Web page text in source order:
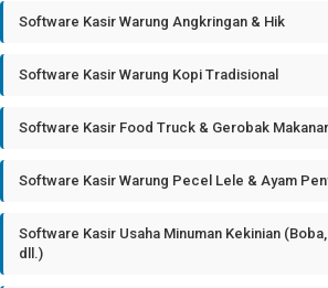
Software Kasir Warung Angkringan & Hik
Software Kasir Warung Kopi Tradisional
Software Kasir Food Truck & Gerobak
Software Kasir Warung Pecel Lele & Ayam
Software Kasir Usaha Minuman Kekinian
dll.)